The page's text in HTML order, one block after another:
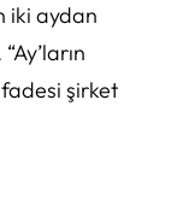
iki aydan
ifadesi şirket